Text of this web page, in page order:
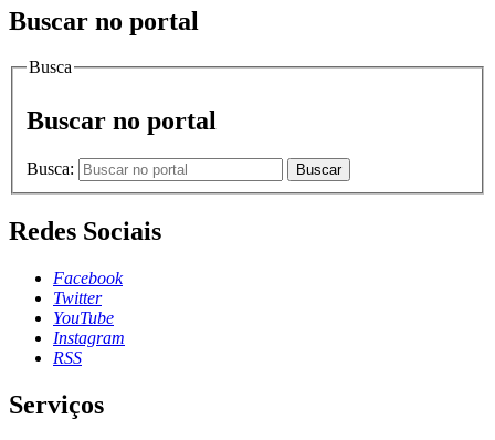
Buscar no portal
Busca
Buscar no portal
Busca: Buscar
Redes Sociais
Facebook
Twitter
YouTube
Instagram
RSS
Serviços